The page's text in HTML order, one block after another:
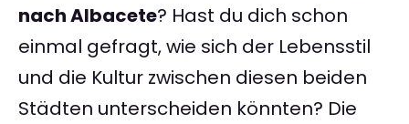
nach Albacete? Hast du dich schon
einmal gefragt, wie sich der Lebensstil
und die Kultur zwischen diesen beiden
Städten unterscheiden könnten? Die